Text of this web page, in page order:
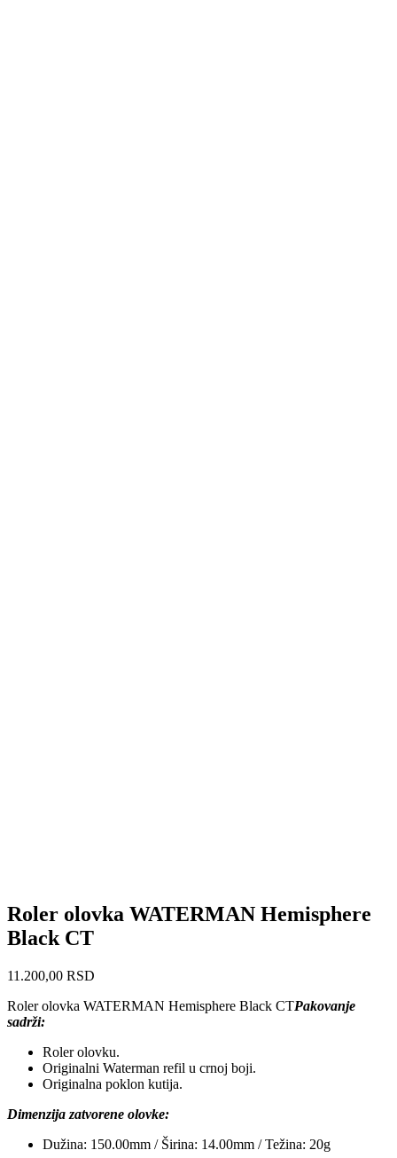
Roler olovka WATERMAN Hemisphere
Black CT
11.200,00 RSD
Roler olovka WATERMAN Hemisphere Black CTPakovanje
sadrži:
Roler olovku.
Originalni Waterman refil u crnoj boji.
Originalna poklon kutija.
Dimenzija zatvorene olovke:
Dužina: 150.00mm / Širina: 14.00mm / Težina: 20g